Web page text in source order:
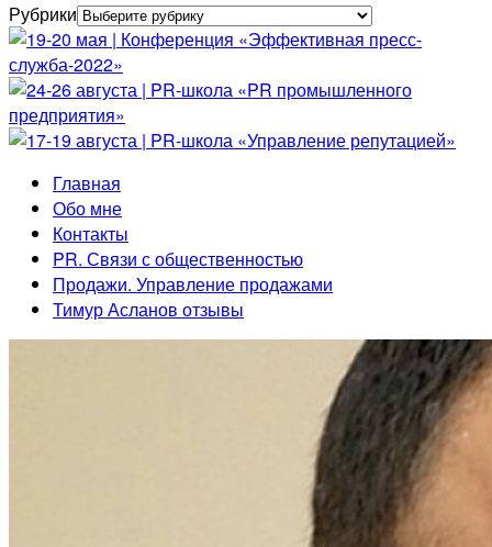
Рубрики
Главная
Обо мне
Контакты
PR. Связи с общественностью
Продажи. Управление продажами
Тимур Асланов отзывы